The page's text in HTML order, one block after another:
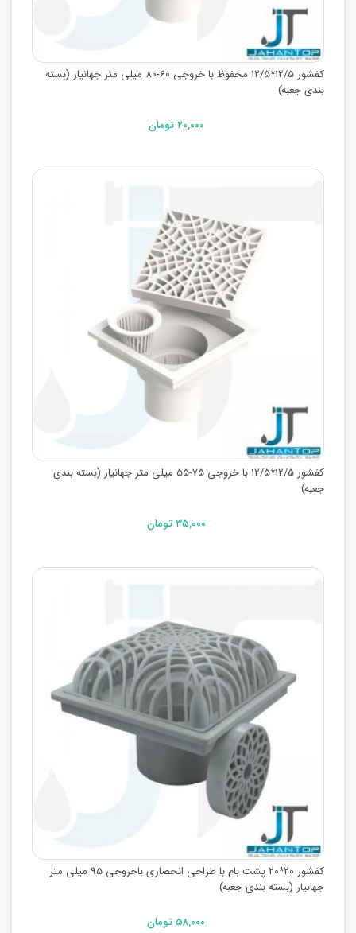
کفشور 12/5*12/5 محفوظ با خروجی 60-80 میلی متر جهانیار (بسته
بندی جعبه)
۲۰,۰۰۰ تومان
کفشور 12/5*12/5 با خروجی 75-55 میلی متر جهانیار (بسته بندی
جعبه)
۳۵,۰۰۰ تومان
کفشور 20*20 پشت بام با طراحی انحصاری باخروجی 95 میلی متر
جهانیار (بسته بندی جعبه)
۵۸,۰۰۰ تومان